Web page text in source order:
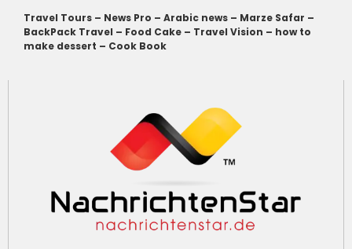
Travel Tours – News Pro – Arabic news – Marze Safar –
BackPack Travel – Food Cake – Travel Vision – how to
make dessert – Cook Book